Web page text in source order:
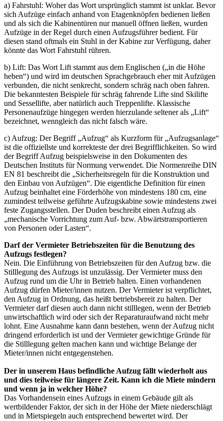
a) Fahrstuhl: Woher das Wort ursprünglich stammt ist unklar. Bevor
sich Aufzüge einfach anhand von Etagenknöpfen bedienen ließen
und als sich die Kabinentüren nur manuell öffnen ließen, wurden
Aufzüge in der Regel durch einen Aufzugsführer bedient. Für
diesen stand oftmals ein Stuhl in der Kabine zur Verfügung, daher
könnte das Wort Fahrstuhl rühren.
b) Lift: Das Wort Lift stammt aus dem Englischen („in die Höhe
heben“) und wird im deutschen Sprachgebrauch eher mit Aufzügen
verbunden, die nicht senkrecht, sondern schräg nach oben fahren.
Die bekanntesten Beispiele für schräg fahrende Lifte sind Skilifte
und Sessellifte, aber natürlich auch Treppenlifte. Klassische
Personenaufzüge hingegen werden hierzulande seltener als „Lift“
bezeichnet, wenngleich das nicht falsch wäre.
c) Aufzug: Der Begriff „Aufzug“ als Kurzform für „Aufzugsanlage“
ist die offiziellste und korrekteste der drei Begrifflichkeiten. So wird
der Begriff Aufzug beispielsweise in den Dokumenten des
Deutschen Instituts für Normung verwendet. Die Normenreihe DIN
EN 81 beschreibt die „Sicherheitsregeln für die Konstruktion und
den Einbau von Aufzügen“. Die eigentliche Definition für einen
Aufzug beinhaltet eine Förderhöhe von mindestens 180 cm, eine
zumindest teilweise geführte Aufzugskabine sowie mindestens zwei
feste Zugangsstellen. Der Duden beschreibt einen Aufzug als
„mechanische Vorrichtung zum Auf- bzw. Abwärtstransportieren
von Personen oder Lasten“.
Darf der Vermieter Betriebszeiten für die Benutzung des
Aufzugs festlegen?
Nein. Die Einführung von Betriebszeiten für den Aufzug bzw. die
Stilllegung des Aufzugs ist unzulässig. Der Vermieter muss den
Aufzug rund um die Uhr in Betrieb halten. Einen vorhandenen
Aufzug dürfen Mieter/innen nutzen. Der Vermieter ist verpflichtet,
den Aufzug in Ordnung, das heißt betriebsbereit zu halten. Der
Vermieter darf diesen auch dann nicht stilllegen, wenn der Betrieb
unwirtschaftlich wird oder sich der Reparaturaufwand nicht mehr
lohnt. Eine Ausnahme kann dann bestehen, wenn der Aufzug nicht
dringend erforderlich ist und der Vermieter gewichtige Gründe für
die Stilllegung gelten machen kann und wichtige Belange der
Mieter/innen nicht entgegenstehen.
Der in unserem Haus befindliche Aufzug fällt wiederholt aus
und dies teilweise für längere Zeit. Kann ich die Miete mindern
und wenn ja in welcher Höhe?
Das Vorhandensein eines Aufzugs in einem Gebäude gilt als
wertbildender Faktor, der sich in der Höhe der Miete niederschlägt
und in Mietspiegeln auch entsprechend bewertet wird. Der